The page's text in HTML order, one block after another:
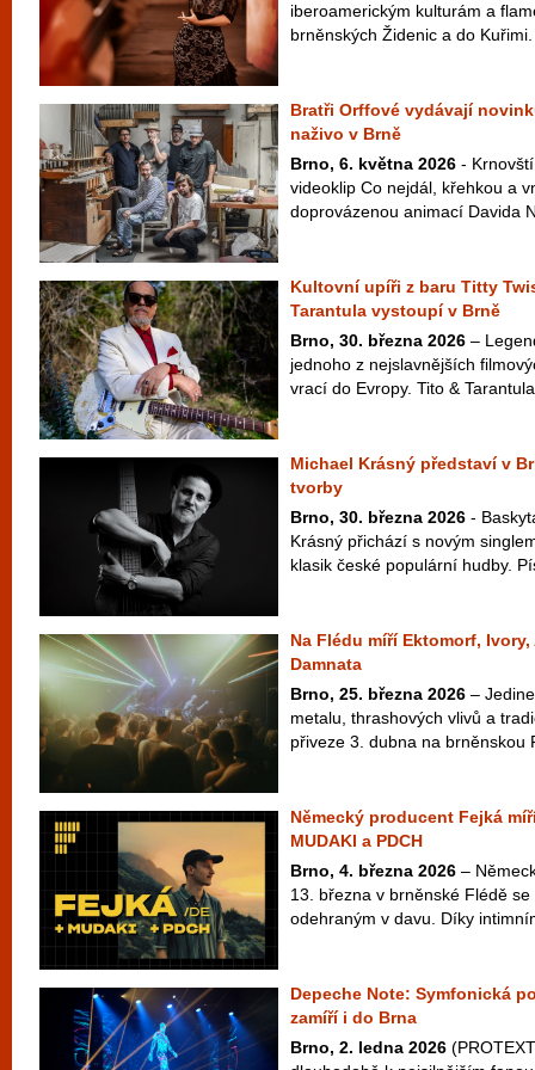
iberoamerickým kulturám a
brněnských Židenic a do
Bratři Orffové vydávají
naživo v Brně
Brno, 6. května 2026 -
videoklip Co nejdál, křehkou a
doprovázenou animací Davida
Kultovní upíři z baru Titty
Tarantula vystoupí v Brně
Brno, 30. března 2026 –
jednoho z nejslavnějších
vrací do Evropy. Tito &
Michael Krásný představí v
tvorby
Brno, 30. března 2026 -
Krásný přichází s novým
klasik české populární hudby.
Na Flédu míří Ektomorf,
Damnata
Brno, 25. března 2026 –
metalu, thrashových vlivů a
přiveze 3. dubna na brněnskou
Německý producent Fejká
MUDAKI a PDCH
Brno, 4. března 2026 –
13. března v brněnské Flédě
odehraným v davu. Díky
Depeche Note: Symfonická
zamíří i do Brna
Brno, 2. ledna 2026